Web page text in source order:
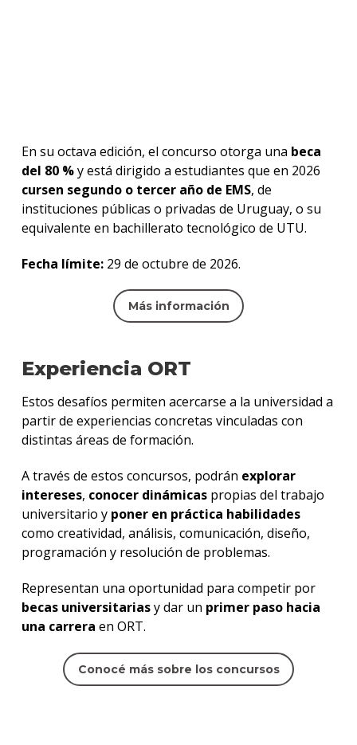
En su octava edición, el concurso otorga una beca
del 80 %y está dirigido a estudiantes que en 2026
cursen segundo o tercer año de EMS, de
instituciones públicas o privadas de Uruguay, o su
equivalente en bachillerato tecnológico de UTU.
Fecha límite:29 de octubre de 2026.
Más información
Experiencia ORT
Estos desafíos permiten acercarse a la universidad a
partir de experiencias concretas vinculadas con
distintas áreas de formación.
A través de estos concursos, podrán explorar
intereses, conocer dinámicaspropias del trabajo
universitario y poner en práctica habilidades
como creatividad, análisis, comunicación, diseño,
programación y resolución de problemas.
Representan una oportunidad para competir por
becas universitariasy dar un primer paso hacia
una carrera en ORT.
Conocé más sobre los concursos